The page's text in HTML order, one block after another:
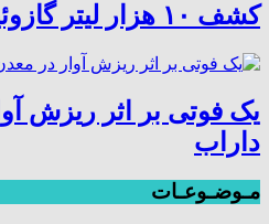
کشف ۱۰ هزار لیتر گازوئیل قاچاق در داراب
یک فوتی بر اثر ریزش
داراب
مـوضـوعـات